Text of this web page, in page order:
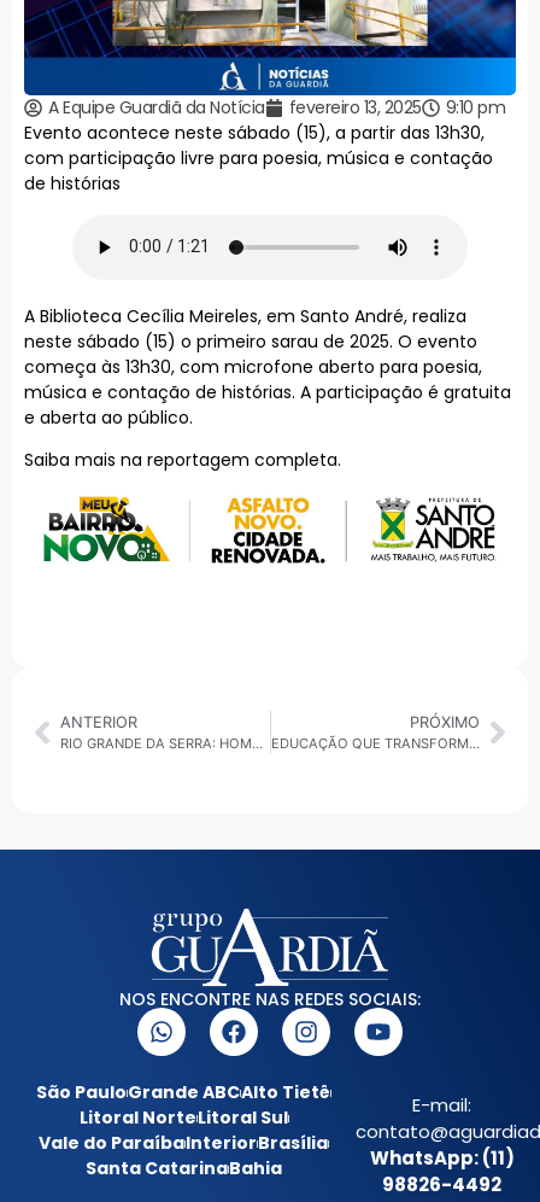
A Equipe Guardiã da Notícia fevereiro 13, 2025
9:10 pm
Evento acontece neste sábado (15), a partir das 13h30,
com participação livre para poesia, música e contação
de histórias
A Biblioteca Cecília Meireles, em Santo André, realiza
neste sábado (15) o primeiro sarau de 2025. O evento
começa às 13h30, com microfone aberto para poesia,
música e contação de histórias. A participação é gratuita
e aberta ao público.
Saiba mais na reportagem completa.
ANTERIOR
RIO GRANDE DA SERRA: HOMEM É PRESO DIRIGINDO COM MULHER PRESA AO PARA-BRISA
PRÓXIMO
EDUCAÇÃO QUE TRANSFORMA – CUIDANDO DO FUTURO: A IMPORTÂNCIA DA PRIMEIRA INFÂNCIA 12/02/2025
NOS ENCONTRE NAS REDES SOCIAIS:
São PauloGrande ABCAlto Tietê
Litoral NorteLitoral Sul
Vale do ParaíbaInteriorBrasília
Santa CatarinaBahia
E-mail:
WhatsApp: (11)
98826-4492